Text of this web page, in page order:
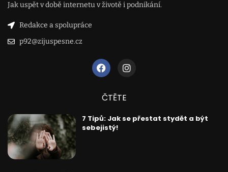
Jak uspět v době internetu v životě i podnikání.
Redakce a spolupráce
p92@zijuspesne.cz
ČTĚTE
7 Tipů: Jak se přestat stydět a být
sebejistý!